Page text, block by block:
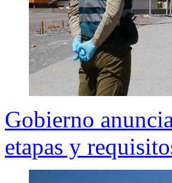
Gobierno
etapas y